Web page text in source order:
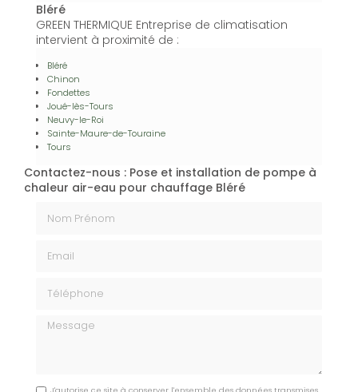
Bléré
GREEN THERMIQUE Entreprise de climatisation
intervient à proximité de :
Bléré
Chinon
Fondettes
Joué-lès-Tours
Neuvy-le-Roi
Sainte-Maure-de-Touraine
Tours
Contactez-nous : Pose et installation de pompe à
chaleur air-eau pour chauffage Bléré
Message